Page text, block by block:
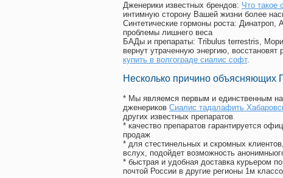
Дженерики известных брендов: Что такое
интимную сторону Вашей жизни более
Синтетические гормоны роста: Динатроп,
проблемы лишнего веса
БАДы и препараты: Tribulus terrestris,
вернут утраченную энергию,
купить в волгограде сиалис софт.
Несколько причино объясняющих
* Мы являемся первым и единственным на
дженериков Сиалис тадалафить
других известных препаратов
* качество препаратов гарантируется
продаж
* для стестинельных и скромных
вслух, подойдет возможность
* быстрая и удобная доставка курьером
почтой России в другие регионы 1м